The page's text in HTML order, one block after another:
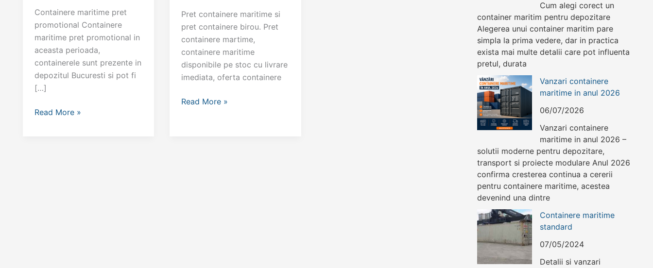
Containere maritime pret
promotional Containere
maritime pret promotional in
aceasta perioada,
containerele sunt prezente in
depozitul Bucuresti si pot fi
[…]
Containere
Read More »
Pret containere maritime si
pret containere birou. Pret
containere martime,
containere maritime
disponibile pe stoc cu livrare
imediata, oferta containere
Pret
Read More »
Cum alegi corect un
container maritim pentru depozitare
Alegerea unui container maritim pare
simpla la prima vedere, dar in practica
exista mai multe detalii care pot influenta
pretul, durata
Vanzari containere
maritime in anul 2026
06/07/2026
Vanzari containere
maritime in anul 2026 –
solutii moderne pentru depozitare,
transport si proiecte modulare Anul 2026
confirma cresterea continua a cererii
pentru containere maritime, acestea
devenind una dintre
Containere maritime
standard
07/05/2024
Detalii si vanzari